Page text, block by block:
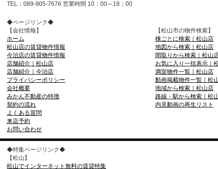
TEL：089-905-7676 営業時間 10：00～18：00
◆ページリンク◆
【会社情報】
ホーム
松山店の賃貸物件情報
今治店の賃貸物件情報
店舗紹介｜松山店
店舗紹介｜今治店
プライバシーポリシー
会社概要
みかん不動産の特徴
契約の流れ
よくある質問
来店予約
お問い合わせ
【松山市の物件検索】
棟ごとに検索｜松山店
地図から検索｜松山店
間取りから検索｜松山
お気に入り一括表示｜
満室物件一覧｜松山店
動画掲載物件一覧｜松
地域から検索｜松山店
路線・駅から検索｜松
内見動画の再生リスト
◆特集ページリンク◆
【松山】
松山でインターネット無料の賃貸特集